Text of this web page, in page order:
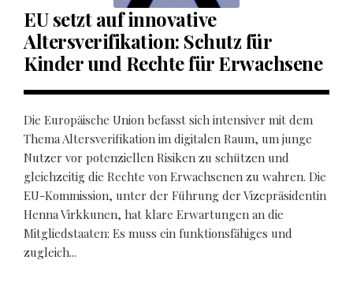
EU setzt auf innovative
Altersverifikation: Schutz für
Kinder und Rechte für Erwachsene
Die Europäische Union befasst sich intensiver mit dem
Thema Altersverifikation im digitalen Raum, um junge
Nutzer vor potenziellen Risiken zu schützen und
gleichzeitig die Rechte von Erwachsenen zu wahren. Die
EU-Kommission, unter der Führung der Vizepräsidentin
Henna Virkkunen, hat klare Erwartungen an die
Mitgliedstaaten: Es muss ein funktionsfähiges und
zugleich...